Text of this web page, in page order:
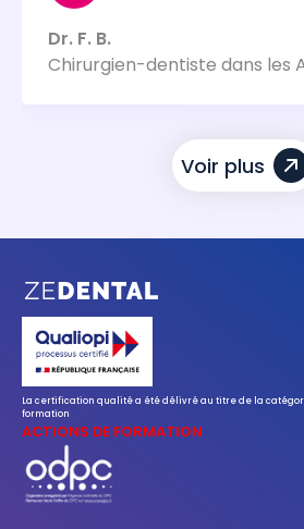
Dr. F. B.
Chirurgien-dentiste dans les
Voir plus
La certification qualité a été délivré au titre de la
formation
ACTIONS DE FORMATION